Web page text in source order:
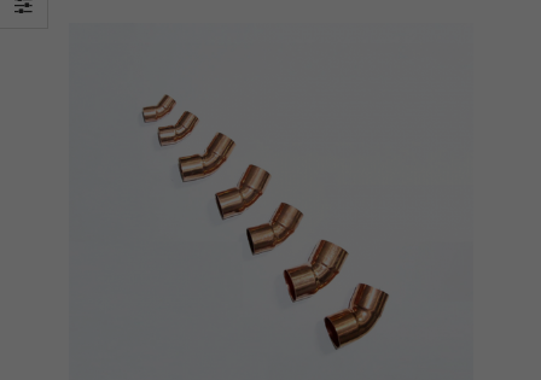
GR-HG52VDZ
Liên hệ: 0939 896
GR-T39VUBZ
Liên hệ: 0939 896
897